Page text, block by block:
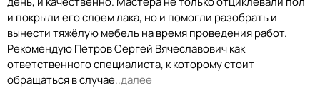
и покрыли его слоем лака, но и помогли разобрать и
вынести тяжёлую мебель на время проведения работ.
Рекомендую Петров Сергей Вячеславович как
ответственного специалиста, к которому стоит
обращаться в случае..далее